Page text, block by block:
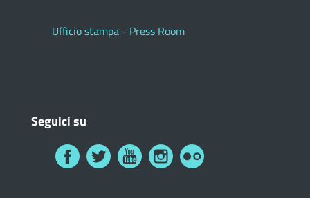
Ufficio stampa - Press Room
Seguici su